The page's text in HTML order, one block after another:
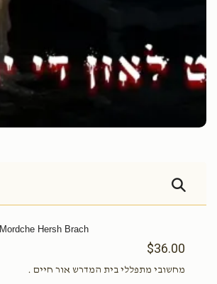
Mordche Hersh Brach
$36.00
מחשובי מתפללי בית המדרש אור חיים .